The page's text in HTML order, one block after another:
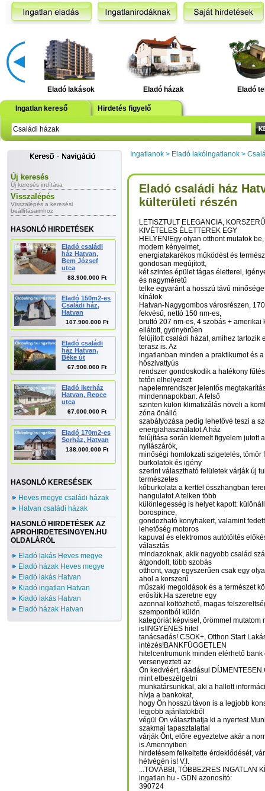
Eladó lakások Eladó házak Eladó
Ingatlan kereső Hirdetés figyelő
Új keresés
Új keresés indítása
Visszalépés
Visszalépés a keresési
beállításaimhoz
HASONLÓ HIRDETÉSEK
Eladó családi
ház Hatvan,
Bem József
utca
88.900.000 Ft
Eladó 150m2-es
Családi ház,
Hatvan
107.900.000 Ft
Eladó családi
ház Hatvan,
Béke út
67.900.000 Ft
Eladó ikerház
Hatvan, Repce
utca
67.000.000 Ft
Eladó 170m2-es
Sorház, Hatvan
138.000.000 Ft
HASONLÓ KERESÉSEK
Heves megye családi házak
Hatvan családi házak
HASONLÓ HIRDETÉSEK AZ
APROHIRDETESINGYEN.HU
OLDALÁRÓL
Eladó lakás Heves megye
Eladó házak Heves megye
Eladó lakás Hatvan
Kiadó ingatlan Hatvan
Kiadó lakás Hatvan
Eladó házak Hatvan
Ingatlanok > Eladó lakóingatlanok >
Eladó családi ház
külterületi részén
LETISZTULT ELEGANCIA,
KIVÉTELES ÉLETTEREK EGY
HELYEN!Egy olyan otthont mutatok
modern kényelmet,
energiatakarékos működést és
gondosan megújított,
két szintes épület tágas életterei,
és nagyméretű
telke egyaránt a hosszú távú
kínálok
Hatvan-Nagygombos városrészen,
fekvésű, nettó 150 nm-es,
bruttó 207 nm-es, 4 szobás +
ellátott, gyönyörűen
felújított családi házat, amihez tartozik
terasz is. Az
ingatlanban minden a praktikumot és
hőszivattyús
rendszer gondoskodik a hatékony
tetőn elhelyezett
napelemrendszer jelentős
mindennapokban. A felső
szinten külön klimatizálás növeli a
zóna önálló
szabályozása pedig lehetővé teszi a
energiahasználatot.A ház
felújítása során kiemelt figyelem jutott
nyílászárók,
minőségi homlokzati szigetelés, tömör
burkolatok és igény
szerint választható felületek várják új
természetes
kőburkolata a kerttel összhangban
hangulatot.A telken több
különlegesség is helyet kapott:
borospince,
gondozható konyhakert, valamint
lehetőség motoros
kapuval és elektromos autótöltés
választás
mindazoknak, akik nagyobb család
átgondolt, több szobás
otthont, vagy egyszerűen csak egy
ahol a korszerű
műszaki megoldások és a természet
erősítik.Ha szeretne egy
azonnal költözhető, magas
szempontból külön
kategóriát képvisel, örömmel mutatom
is!INGYENES hitel
tanácsadás! CSOK+, Otthon Start
intézés!BANKFÜGGETLEN
hitelcentrumunk minden elérhető
versenyezteti az
Ön kedvéért, ráadásul
mint elbeszélgetni
munkatársunkkal, aki a hallott
hívja a bankokat,
hogy Ön hosszú távon is a legjobb
legjobb ajánlatokból
végül Ön választhatja ki a
szakmai tapasztalattal
várják Önt, előre egyeztetve akár a
is.Amennyiben
hirdetésem felkeltette érdeklődését,
hétvégén is! V.I.
...TOVÁBBI, TÖBBEZRES INGATLAN
ingatlan.hu - GDN azonosító:
390724